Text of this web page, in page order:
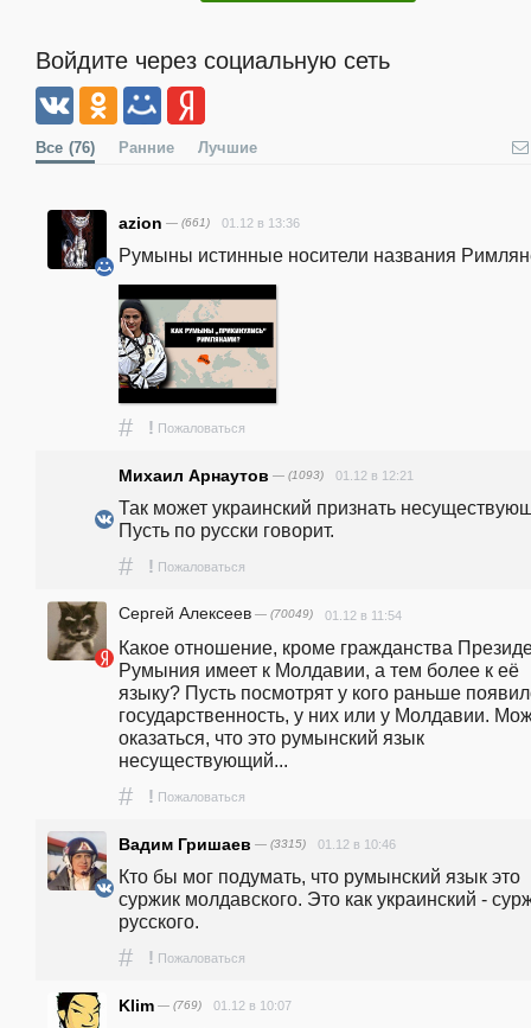
Войдите через социальную сеть
Все (76) Ранние Лучшие
azion — (661) 01.12 в 13:36
Румыны истинные носители названия
# ! Пожаловаться
Михаил Арнаутов — (1093) 01.12 в 12:21
Так может украинский признать
Пусть по русски говорит.
# ! Пожаловаться
Сергей Алексеев — (70049) 01.12 в 11:54
Какое отношение, кроме гражданства
Румыния имеет к Молдавии, а тем более к её
языку? Пусть посмотрят у кого раньше
государственность, у них или у Молдавии.
оказаться, что это румынский язык
несуществующий...
# ! Пожаловаться
Вадим Гришаев — (3315) 01.12 в 10:46
Кто бы мог подумать, что румынский язык это
суржик молдавского. Это как украинский -
русского.
# ! Пожаловаться
Klim — (769) 01.12 в 10:07